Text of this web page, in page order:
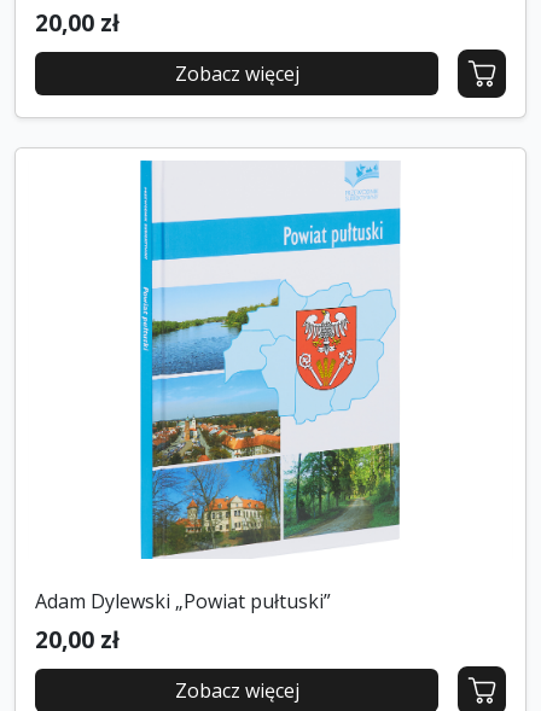
20,00 zł
Zobacz więcej
Adam Dylewski „Powiat pułtuski”
20,00 zł
Zobacz więcej